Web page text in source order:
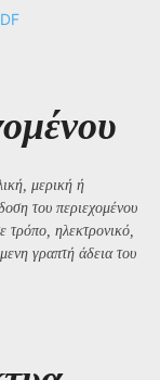
μερική ή
του περιεχομένου
τρόπο, ηλεκτρονικό,
γραπτή άδεια του